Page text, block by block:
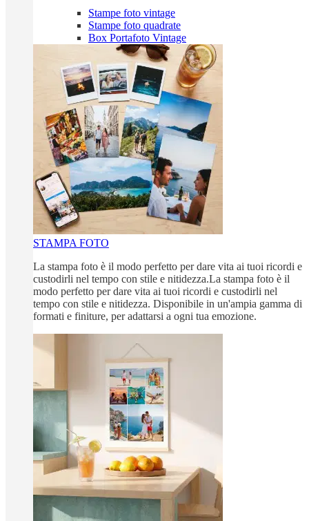
Stampe foto vintage
Stampe foto quadrate
Box Portafoto Vintage
STAMPA FOTO
La stampa foto è il modo perfetto per dare vita ai tuoi ricordi e
custodirli nel tempo con stile e nitidezza.La stampa foto è il
modo perfetto per dare vita ai tuoi ricordi e custodirli nel
tempo con stile e nitidezza. Disponibile in un'ampia gamma di
formati e finiture, per adattarsi a ogni tua emozione.